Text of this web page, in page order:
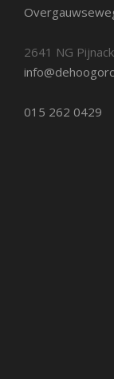
2641 NG
015 262 0429